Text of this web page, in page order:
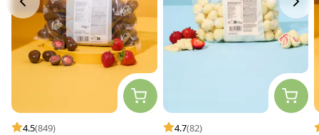
4.5(849) 4.7(82)